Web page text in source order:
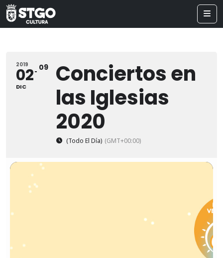
2019
02
DIC
09
Conciertos en
las Iglesias
2020
(Todo El Día) (GMT+00:00)